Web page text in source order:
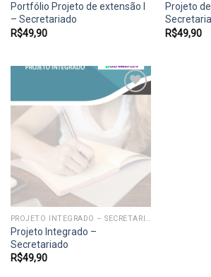
Portfólio Projeto de extensão I
– Secretariado
R$49,90
Projeto
R$49,90
PROJETO INTEGRADO – SECRETARIADO
Projeto Integrado –
Secretariado
R$49,90